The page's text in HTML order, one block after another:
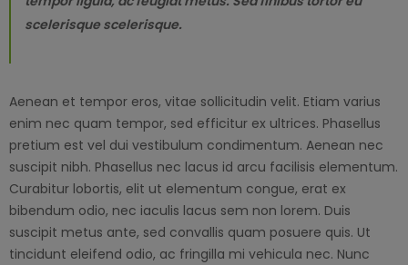
scelerisque scelerisque.
Aenean et tempor eros, vitae sollicitudin velit. Etiam varius
enim nec quam tempor, sed efficitur ex ultrices. Phasellus
pretium est vel dui vestibulum condimentum. Aenean nec
suscipit nibh. Phasellus nec lacus id arcu facilisis elementum.
Curabitur lobortis, elit ut elementum congue, erat ex
bibendum odio, nec iaculis lacus sem non lorem. Duis
suscipit metus ante, sed convallis quam posuere quis. Ut
tincidunt eleifend odio, ac fringilla mi vehicula nec. Nunc